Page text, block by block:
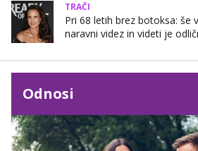
TRAČI
Pri 68 letih brez botoksa: še
naravni videz in videti je
Odnosi